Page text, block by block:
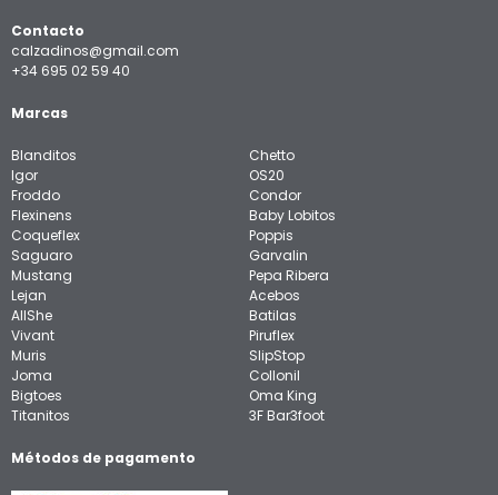
Contacto
calzadinos@gmail.com
+34 695 02 59 40
Marcas
Blanditos
Igor
Froddo
Flexinens
Coqueflex
Saguaro
Mustang
Lejan
AllShe
Vivant
Muris
Joma
Bigtoes
Titanitos
Chetto
OS20
Condor
Baby Lobitos
Poppis
Garvalin
Pepa Ribera
Acebos
Batilas
Piruflex
SlipStop
Collonil
Oma King
3F Bar3foot
Métodos de pagamento